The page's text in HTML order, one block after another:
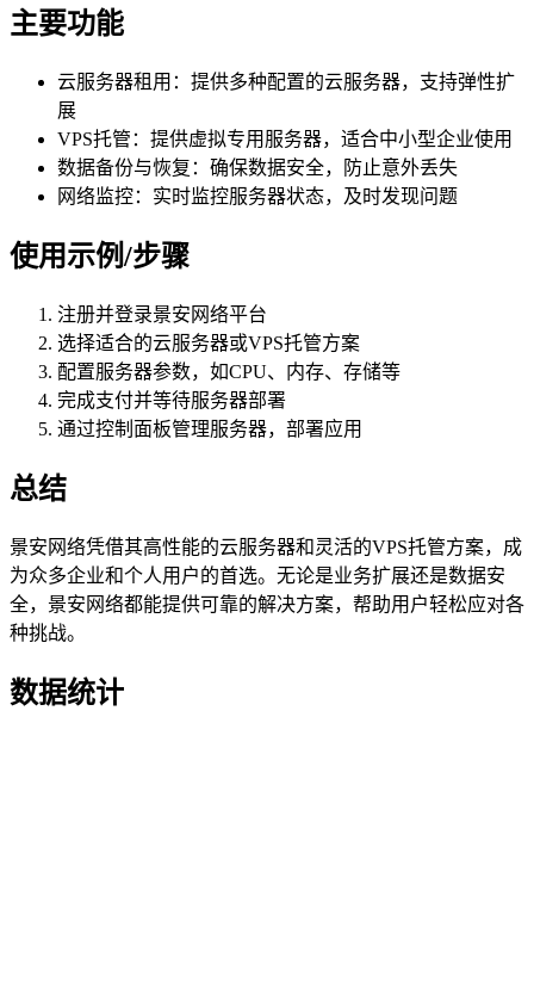
主要功能
云服务器租用：提供多种配置的云服务器，支持弹性扩
展
VPS托管：提供虚拟专用服务器，适合中小型企业使用
数据备份与恢复：确保数据安全，防止意外丢失
网络监控：实时监控服务器状态，及时发现问题
使用示例/步骤
注册并登录景安网络平台
选择适合的云服务器或VPS托管方案
配置服务器参数，如CPU、内存、存储等
完成支付并等待服务器部署
通过控制面板管理服务器，部署应用
总结
景安网络凭借其高性能的云服务器和灵活的VPS托管方案，成
为众多企业和个人用户的首选。无论是业务扩展还是数据安
全，景安网络都能提供可靠的解决方案，帮助用户轻松应对各
种挑战。
数据统计